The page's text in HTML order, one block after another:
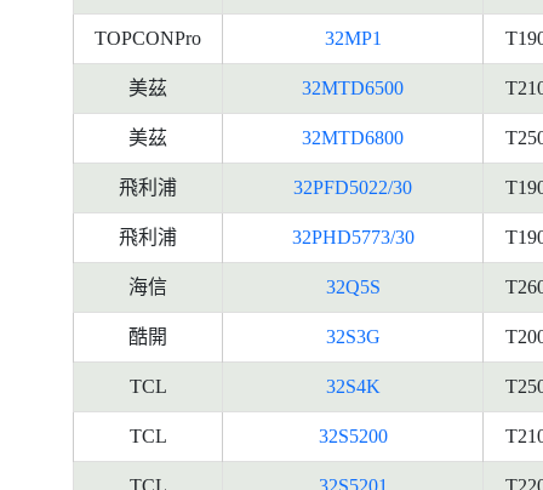
TOPCONPro 32MP1
美茲 32MTD6500
美茲 32MTD6800
飛利浦 32PFD5022/30
飛利浦 32PHD5773/30
海信 32Q5S
酷開 32S3G
TCL 32S4K
TCL 32S5200
TCL 32S5201